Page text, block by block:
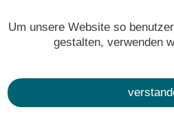
a znovu překvapují. V
hliněné nádoby, nákladný
života.
Um unsere Website so
gestalten, verwenden